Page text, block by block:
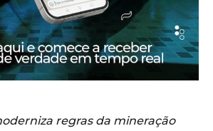
regras da mineração